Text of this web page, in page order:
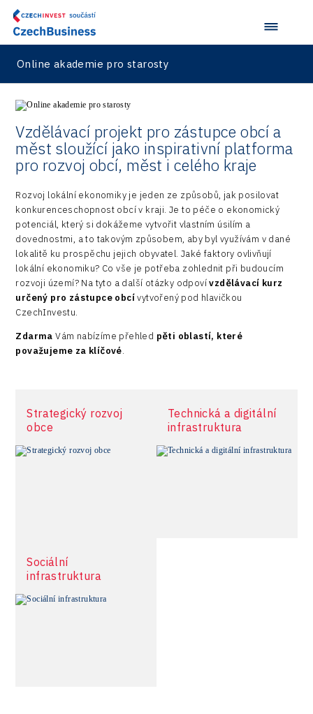
Online akademie pro starosty
Vzdělávací projekt pro zástupce obcí a
měst sloužící jako inspirativní platforma
pro rozvoj obcí, měst i celého kraje
Rozvoj lokální ekonomiky je jeden ze způsobů, jak posilovat
konkurenceschopnost obcí v kraji. Je to péče o ekonomický
potenciál, který si dokážeme vytvořit vlastním úsilím a
dovednostmi, a to takovým způsobem, aby byl využívám v dané
lokalitě ku prospěchu jejich obyvatel. Jaké faktory ovlivňují
lokální ekonomiku? Co vše je potřeba zohlednit při budoucím
rozvoji území? Na tyto a další otázky odpovívzdělávací kurz
určený pro zástupce obcívytvořený pod hlavičkou
CzechInvestu.
Zdarma Vám nabízíme přehled pěti oblastí, které
považujeme za klíčové.
Strategický rozvoj
obce
Technická a digitální
infrastruktura
Sociální
infrastruktura